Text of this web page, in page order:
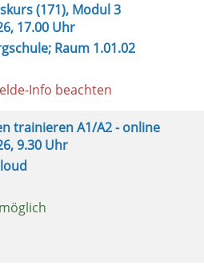
(171), Modul 3
17.00 Uhr
Raum 1.01.02
Info beachten
trainieren A1/A2 - online
9.30 Uhr